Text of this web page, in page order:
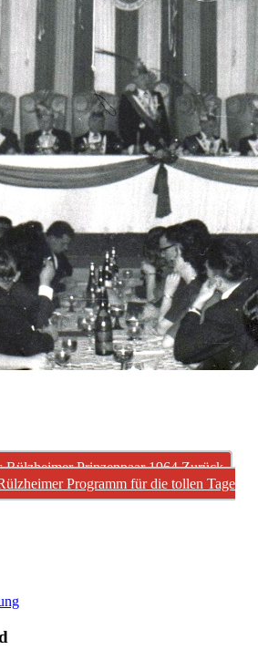
Rülzheimer Prinzenpaar 1964Zurück
Programm für die tollen Tage